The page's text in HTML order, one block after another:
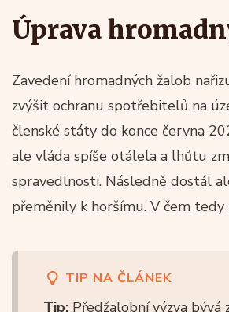
Úprava
Zavedení hromadných žalob
zvýšit ochranu spotřebitelů na
členské státy do konce června
ale vláda spíše otálela a lhůtu
spravedlnosti. Následně dostál
přeměnily k horšímu. V čem tedy
TIP NA ČLÁNEK
Tip: Předžalobní výzva bývá